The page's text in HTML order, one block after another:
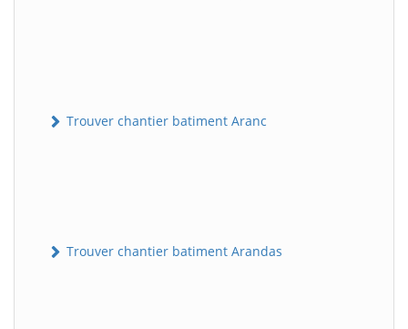
Trouver chantier batiment Aranc
Trouver chantier batiment Arandas